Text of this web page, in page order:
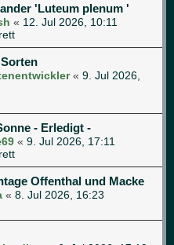
'Luteum plenum '
« 12. Jul 2026, 10:11
« 9. Jul 2026,
- Erledigt -
« 9. Jul 2026, 17:11
Offenthal und Macke
« 8. Jul 2026, 16:23